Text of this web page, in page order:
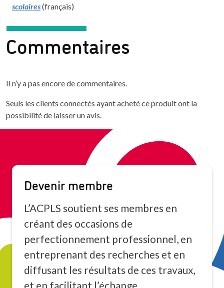
scolaires(français)
Commentaires
Il n’y a pas encore de commentaires.
Seuls les clients connectés ayant acheté ce produit ont la
possibilité de laisser un avis.
Devenir membre
L’ACPLS soutient ses membres en
créant des occasions de
perfectionnement professionnel, en
entreprenant des recherches et en
diffusant les résultats de ces travaux,
et en facilitant l’échange